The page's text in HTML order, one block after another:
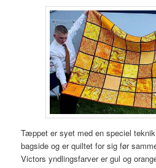
Tæppet er syet med en speciel
bagside og er quiltet for sig før
Victors yndlingsfarver er gul og